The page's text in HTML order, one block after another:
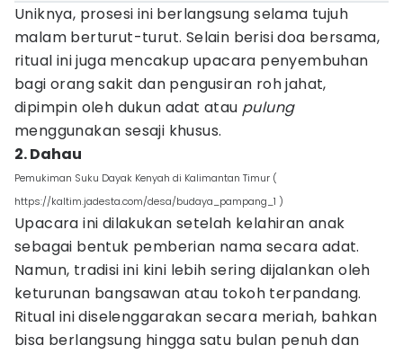
Uniknya, prosesi ini berlangsung selama tujuh
malam berturut-turut. Selain berisi doa bersama,
ritual ini juga mencakup upacara penyembuhan
bagi orang sakit dan pengusiran roh jahat,
dipimpin oleh dukun adat atau pulung
menggunakan sesaji khusus.
2. Dahau
Pemukiman Suku Dayak Kenyah di Kalimantan Timur (
https://kaltim.jadesta.com/desa/budaya_pampang_1 )
Upacara ini dilakukan setelah kelahiran anak
sebagai bentuk pemberian nama secara adat.
Namun, tradisi ini kini lebih sering dijalankan oleh
keturunan bangsawan atau tokoh terpandang.
Ritual ini diselenggarakan secara meriah, bahkan
bisa berlangsung hingga satu bulan penuh dan